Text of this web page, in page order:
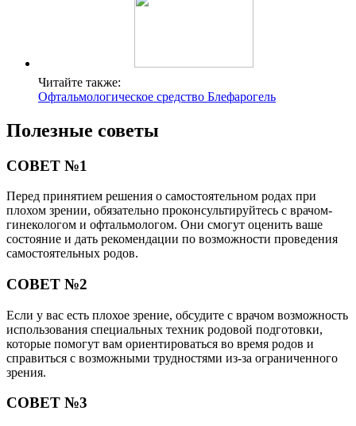
Читайте также:
Офтальмологическое средство Блефарогель
Полезные советы
СОВЕТ №1
Перед принятием решения о самостоятельном родах при
плохом зрении, обязательно проконсультируйтесь с врачом-
гинекологом и офтальмологом. Они смогут оценить ваше
состояние и дать рекомендации по возможности проведения
самостоятельных родов.
СОВЕТ №2
Если у вас есть плохое зрение, обсудите с врачом возможность
использования специальных техник родовой подготовки,
которые помогут вам ориентироваться во время родов и
справиться с возможными трудностями из-за ограниченного
зрения.
СОВЕТ №3